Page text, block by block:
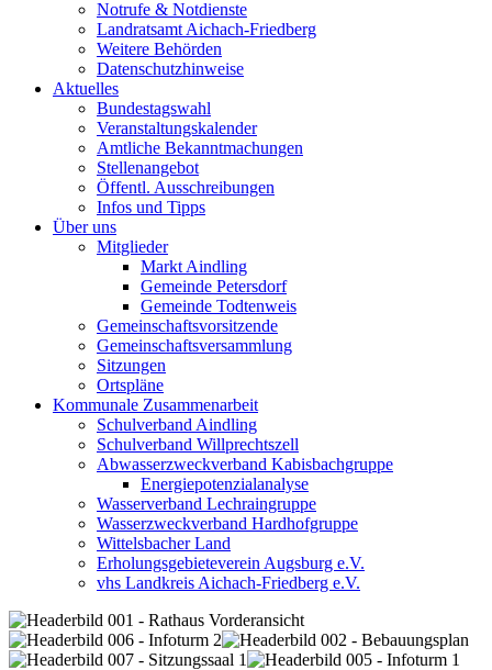
Notrufe & Notdienste
Landratsamt Aichach-Friedberg
Weitere Behörden
Datenschutzhinweise
Aktuelles
Bundestagswahl
Veranstaltungskalender
Amtliche Bekanntmachungen
Stellenangebot
Öffentl. Ausschreibungen
Infos und Tipps
Über uns
Mitglieder
Markt Aindling
Gemeinde Petersdorf
Gemeinde Todtenweis
Gemeinschaftsvorsitzende
Gemeinschaftsversammlung
Sitzungen
Ortspläne
Kommunale Zusammenarbeit
Schulverband Aindling
Schulverband Willprechtszell
Abwasserzweckverband Kabisbachgruppe
Energiepotenzialanalyse
Wasserverband Lechraingruppe
Wasserzweckverband Hardhofgruppe
Wittelsbacher Land
Erholungsgebieteverein Augsburg e.V.
vhs Landkreis Aichach-Friedberg e.V.